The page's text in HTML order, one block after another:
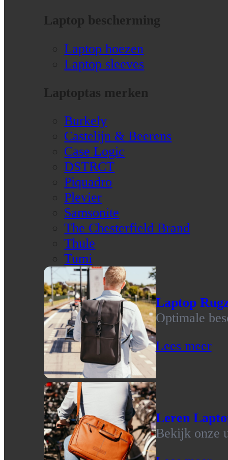
Laptop bescherming
Laptop hoezen
Laptop sleeves
Laptoptas merken
Burkely
Castelijn & Beerens
Case Logic
DSTRCT
Piquadro
Plevier
Samsonite
The Chesterfield Brand
Thule
Tumi
Laptop
Optimale
Lees meer
Leren
Bekijk onze